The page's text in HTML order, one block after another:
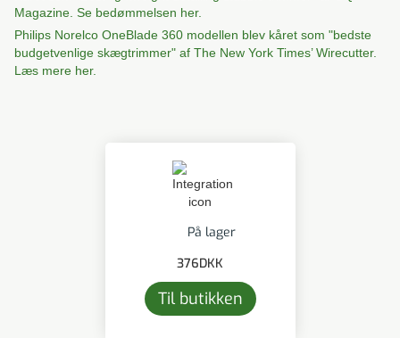
Magazine. Se bedømmelsen her.
Philips Norelco OneBlade 360 modellen blev kåret som "bedste
budgetvenlige skægtrimmer" af The New York Times’ Wirecutter.
Læs mere her.
På lager
376DKK
Til butikken